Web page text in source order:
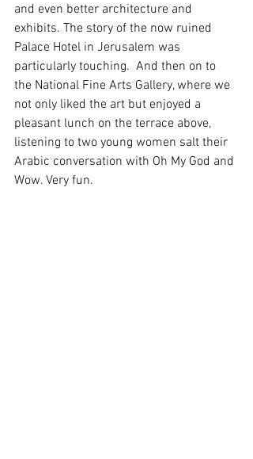
and even better architecture and
exhibits. The story of the now ruined
Palace Hotel in Jerusalem was
particularly touching.  And then on to
the National Fine Arts Gallery, where we
not only liked the art but enjoyed a
pleasant lunch on the terrace above,
listening to two young women salt their
Arabic conversation with Oh My God and
Wow. Very fun.